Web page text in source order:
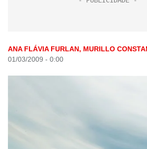
ANA FLÁVIA FURLAN, MURILLO
01/03/2009 - 0:00